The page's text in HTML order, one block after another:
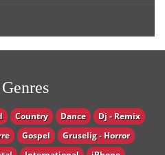
Country Dance
Dj - Remix
Gospel
Gruselig - Horror